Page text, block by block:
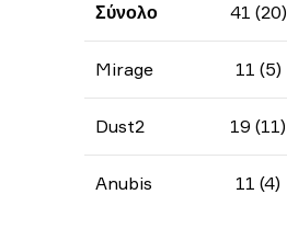
Σύνολο 41 (20)
Mirage 11 (5)
Dust2 19 (11)
Anubis 11 (4)